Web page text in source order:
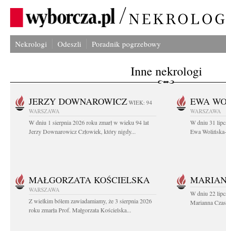
Nekrologi Odeszli Poradnik pogrzebowy
Inne nekrologi
JERZY DOWNAROWICZ WIEK: 94
WARSZAWA
W dniu 1 sierpnia 2026 roku zmarł w wieku 94 lat
Jerzy Downarowicz Człowiek, który nigdy...
EWA
WARSZAWA
W dniu 31
Ewa
MAŁGORZATA KOŚCIELSKA
WARSZAWA
Z wielkim bólem zawiadamiamy, że 3 sierpnia 2026
roku zmarła Prof. Małgorzata Kościelska...
W dniu 22
Marianna